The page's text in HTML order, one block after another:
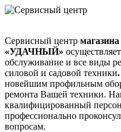
Сервисный центр магазина
«УДАЧНЫЙ»
обслуживание и все виды
силовой и садовой техники.
новейшим профильным
ремонта Вашей техники.
квалифицированный
профессионально
вопросам.